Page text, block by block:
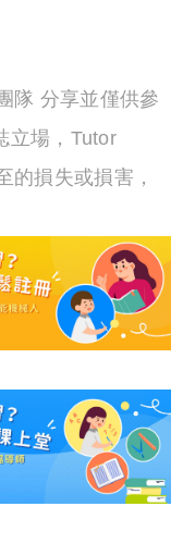
隊 分享並僅供參
立場，Tutor
的損失或損害，